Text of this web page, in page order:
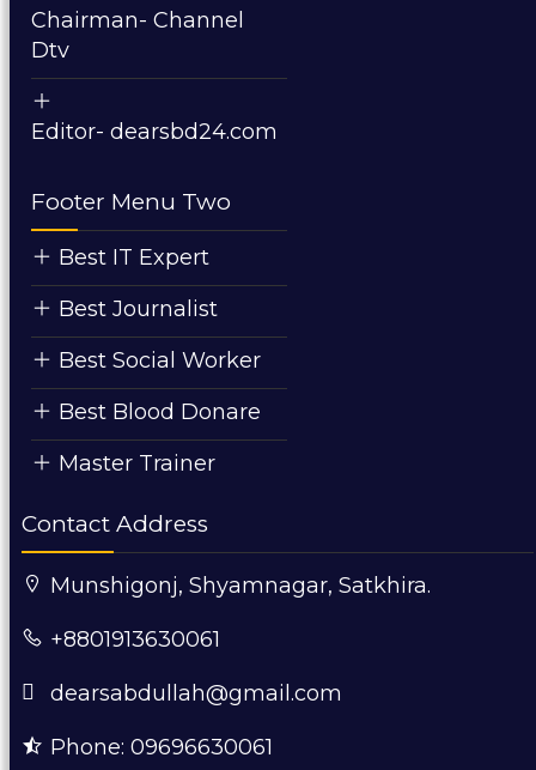
Chairman- Channel
Dtv
Editor- dearsbd24.com
Footer Menu Two
Best IT Expert
Best Journalist
Best Social Worker
Best Blood Donare
Master Trainer
Contact Address
Munshigonj, Shyamnagar, Satkhira.
+8801913630061
dearsabdullah@gmail.com
Phone: 09696630061